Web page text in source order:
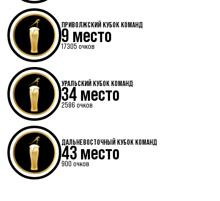
ПРИВОЛЖСКИЙ КУБОК КОМАНД
9 место
17305 очков
УРАЛЬСКИЙ КУБОК КОМАНД
34 место
2586 очков
ДАЛЬНЕВОСТОЧНЫЙ КУБОК КОМАНД
43 место
900 очков